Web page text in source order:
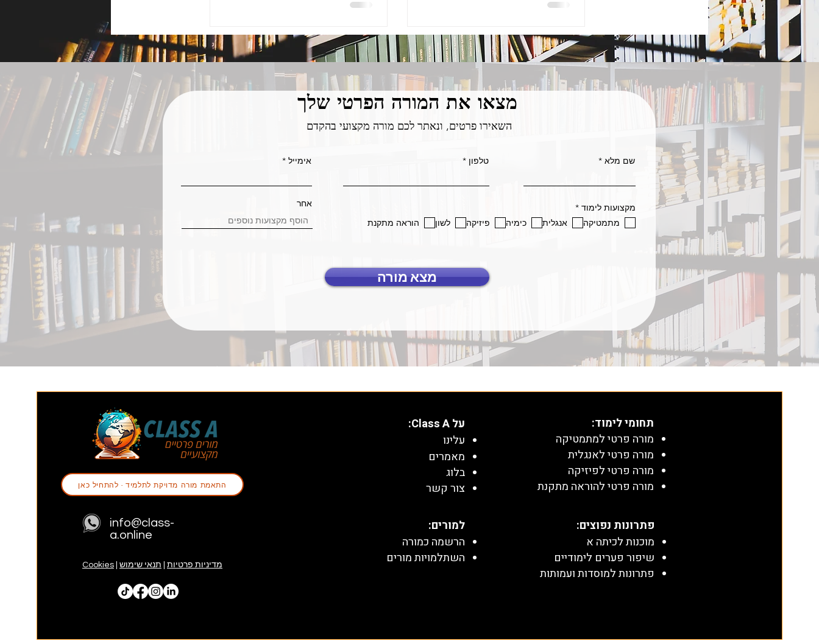
מצאו את המורה הפרטי שלך
השאירו פרטים, ונאתר לכם מורה מקצועי בהקדם
שם מלא טלפון אימייל
מקצועות לימוד *
ח
ו
מתמטיקה אנגלית כימיה פיזיקה לשון הוראה מתקנת
אחר
מצא מורה
info@class-
a.online
מדיניות פרטיות תנאי שימוש |
Cookies
התאמת מורה מדויקת לתלמיד - להתחיל כאן
תחומי לימוד:
מורה פרטי למתמטיקה
מורה פרטי לאנגלית
מורה פרטי לפיזיקה
מורה פרטי להוראה מתקנת
​פתרונות נפוצים:
מוכנות לכיתה א
שיפור פערים לימודיים
פתרונות למוסדות ועמותות
על Class A:
עלינו
מאמרים
בלוג
צור קשר
למורים:
הרשמה כמורה
השתלמויות מורים